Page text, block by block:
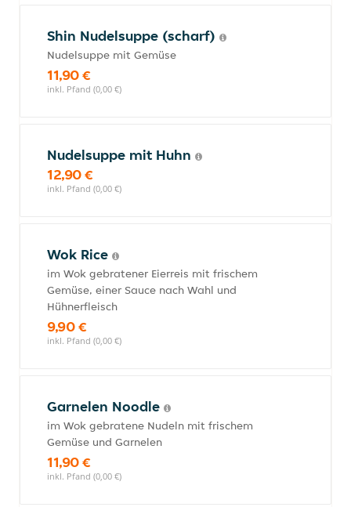
Shin Nudelsuppe (scharf)
Nudelsuppe mit Gemüse
11,90 €
inkl. Pfand (0,00 €)
Nudelsuppe mit Huhn
12,90 €
inkl. Pfand (0,00 €)
Wok Rice
im Wok gebratener Eierreis mit frischem
Gemüse, einer Sauce nach Wahl und
Hühnerfleisch
9,90 €
inkl. Pfand (0,00 €)
Garnelen Noodle
im Wok gebratene Nudeln mit frischem
Gemüse und Garnelen
11,90 €
inkl. Pfand (0,00 €)